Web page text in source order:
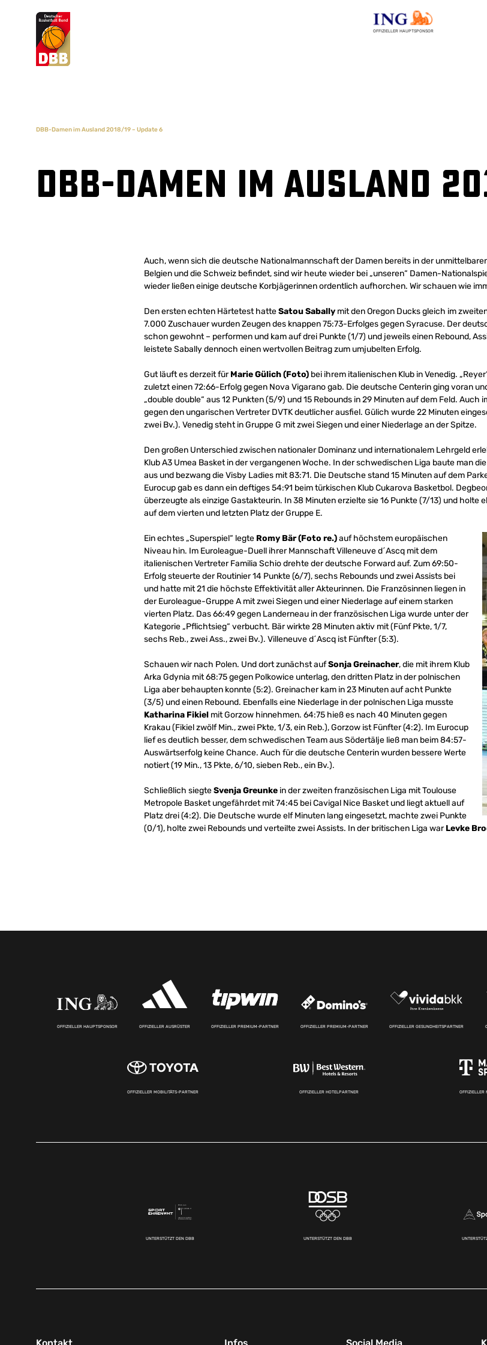
OFFIZIELLER HAUPTSPONSOR
Suchvorschläge
DBB-Damen im Ausland 2018/19 – Update 6
DBB-Damen im Ausland
Auch, wenn sich die deutsche Nationalmannschaft der Damen bereits in der
Belgien und die Schweiz befindet, sind wir heute wieder bei „unseren“ Damen-
wieder ließen einige deutsche Korbjägerinnen ordentlich aufhorchen. Wir schauen wie
Den ersten echten Härtetest hatteSatou Sabally mit den Oregon Ducks gleich im
7.000 Zuschauer wurden Zeugen des knappen 75:73-Erfolges gegen Syracuse. Der
schon gewohnt – performen und kam auf drei Punkte (1/7) und jeweils einen Rebound,
leistete Sabally dennoch einen wertvollen Beitrag zum umjubelten Erfolg.
Gut läuft es derzeit fürMarie Gülich (Foto) bei ihrem italienischen Klub in Venedig.
zuletzt einen 72:66-Erfolg gegen Nova Vigarano gab. Die deutsche Centerin ging voran
„double double“ aus 12 Punkten (5/9) und 15 Rebounds in 29 Minuten auf dem Feld. Auch
gegen den ungarischen Vertreter DVTK deutlicher ausfiel. Gülich wurde 22 Minuten
zwei Bv.). Venedig steht in Gruppe G mit zwei Siegen und einer Niederlage an der Spitze.
Den großen Unterschied zwischen nationaler Dominanz und internationalem Lehrgeld
Klub A3 Umea Basket in der vergangenen Woche. In der schwedischen Liga baute man
aus und bezwang die Visby Ladies mit 83:71. Die Deutsche stand 15 Minuten auf dem
Eurocup gab es dann ein deftiges 54:91 beim türkischen Klub Cukarova Basketbol.
überzeugte als einzige Gastakteurin. In 38 Minuten erzielte sie 16 Punkte (7/13) und holte
auf dem vierten und letzten Platz der Gruppe E.
Ein echtes „Superspiel“ legte Romy Bär (Foto re.)auf höchstem europäischen
Niveau hin. Im Euroleague-Duell ihrer Mannschaft Villeneuve d´Ascq mit dem
italienischen Vertreter Familia Schio drehte der deutsche Forward auf. Zum 69:50-
Erfolg steuerte der Routinier 14 Punkte (6/7), sechs Rebounds und zwei Assists bei
und hatte mit 21 die höchste Effektivität aller Akteurinnen. Die Französinnen liegen in
der Euroleague-Gruppe A mit zwei Siegen und einer Niederlage auf einem starken
vierten Platz. Das 66:49 gegen Landerneau in der französischen Liga wurde unter der
Kategorie „Pflichtsieg“ verbucht. Bär wirkte 28 Minuten aktiv mit (Fünf Pkte, 1/7,
sechs Reb., zwei Ass., zwei Bv.). Villeneuve d´Ascq ist Fünfter (5:3).
Schauen wir nach Polen. Und dort zunächst aufSonja Greinacher, die mit ihrem Klub
Arka Gdynia mit 68:75 gegen Polkowice unterlag, den dritten Platz in der polnischen
Liga aber behaupten konnte (5:2). Greinacher kam in 23 Minuten auf acht Punkte
(3/5) und einen Rebound. Ebenfalls eine Niederlage in der polnischen Liga musste
Katharina Fikiel mit Gorzow hinnehmen. 64:75 hieß es nach 40 Minuten gegen
Krakau (Fikiel zwölf Min., zwei Pkte, 1/3, ein Reb.), Gorzow ist Fünfter (4:2). Im Eurocup
lief es deutlich besser, dem schwedischen Team aus Södertälje ließ man beim 84:57-
Auswärtserfolg keine Chance. Auch für die deutsche Centerin wurden bessere Werte
notiert (19 Min., 13 Pkte, 6/10, sieben Reb., ein Bv.).
Schließlich siegteSvenja Greunke in der zweiten französischen Liga mit Toulouse
Metropole Basket ungefährdet mit 74:45 bei Cavigal Nice Basket und liegt aktuell auf
Platz drei (4:2). Die Deutsche wurde elf Minuten lang eingesetzt, machte zwei Punkte
(0/1), holte zwei Rebounds und verteilte zwei Assists. In der britischen Liga warLevke
OFFIZIELLER HAUPTSPONSOR OFFIZIELLER AUSRÜSTER OFFIZIELLER PREMIUM-PARTNER OFFIZIELLER PREMIUM-PARTNER OFFIZIELLER GESUNDHEITSPARTNER
OFFIZIELLER MOBILITÄTS-PARTNER OFFIZIELLER HOTELPARTNER OFFIZIELLER
UNTERSTÜTZT DEN DBB UNTERSTÜTZT DEN DBB
Kontakt Infos Social Media